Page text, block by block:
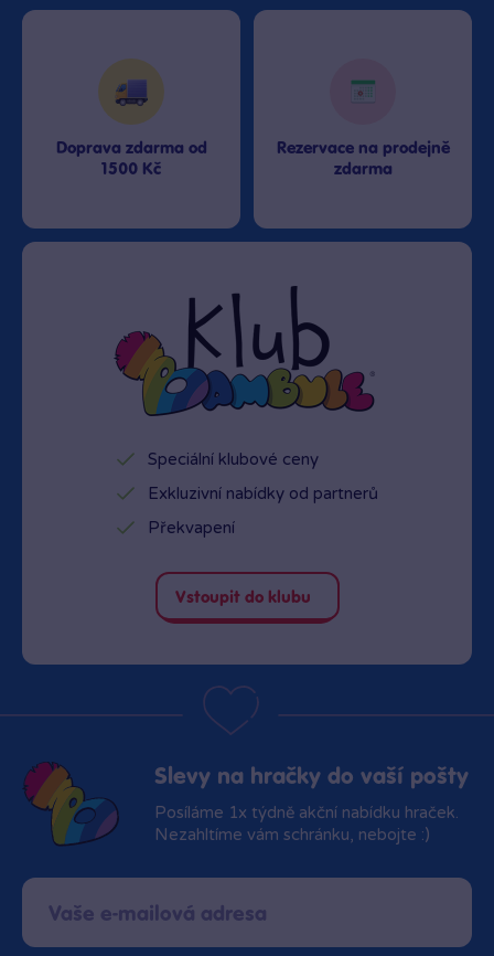
Doprava zdarma od
1500 Kč
Rezervace na prodejně
zdarma
Speciální klubové ceny
Exkluzivní nabídky od partnerů
Překvapení
Vstoupit do klubu
Slevy na hračky do vaší pošty
Posíláme 1x týdně akční nabídku hraček.
Nezahltíme vám schránku, nebojte :)